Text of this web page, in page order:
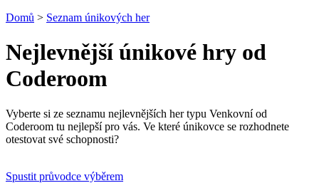
Domů > Seznam únikových her
Nejlevnější únikové hry od
Coderoom
Vyberte si ze seznamu nejlevnějších her typu Venkovní od
Coderoom tu nejlepší pro vás. Ve které únikovce se rozhodnete
otestovat své schopnosti?
Spustit průvodce výběrem